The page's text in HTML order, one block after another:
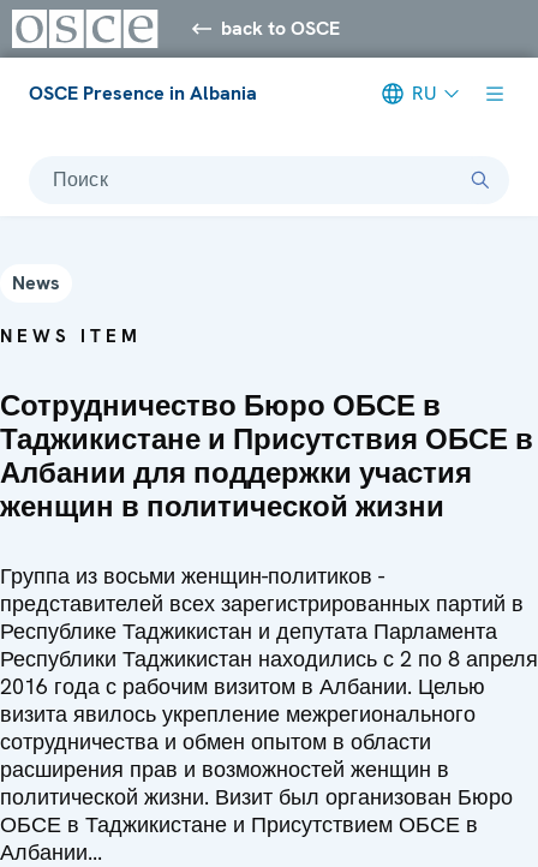
back to OSCE
OSCE Presence in Albania RU
Поиск
News
NEWS ITEM
Сотрудничество Бюро ОБСЕ в
Таджикистане и Присутствия ОБСЕ в
Албании для поддержки участия
женщин в политической жизни
Группа из восьми женщин-политиков -
представителей всех зарегистрированных партий в
Республике Таджикистан и депутата Парламента
Республики Таджикистан находились с 2 по 8 апреля
2016 года с рабочим визитом в Албании. Целью
визита явилось укрепление межрегионального
сотрудничества и обмен опытом в области
расширения прав и возможностей женщин в
политической жизни. Визит был организован Бюро
ОБСЕ в Таджикистане и Присутствием ОБСЕ в
Албании...